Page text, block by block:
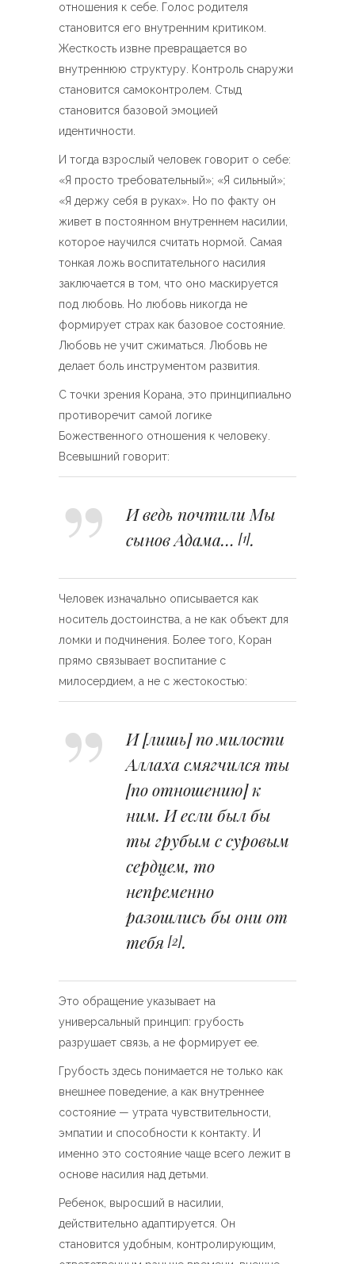
отношения к себе. Голос родителя
становится его внутренним критиком.
Жесткость извне превращается во
внутреннюю структуру. Контроль снаружи
становится самоконтролем. Стыд
становится базовой эмоцией
идентичности.
И тогда взрослый человек говорит о себе:
«Я просто требовательный»; «Я сильный»;
«Я держу себя в руках». Но по факту он
живет в постоянном внутреннем насилии,
которое научился считать нормой. Самая
тонкая ложь воспитательного насилия
заключается в том, что оно маскируется
под любовь. Но любовь никогда не
формирует страх как базовое состояние.
Любовь не учит сжиматься. Любовь не
делает боль инструментом развития.
С точки зрения Корана, это принципиально
противоречит самой логике
Божественного отношения к человеку.
Всевышний говорит:
И ведь почтили Мы
сынов Адама…[1].
Человек изначально описывается как
носитель достоинства, а не как объект для
ломки и подчинения. Более того, Коран
прямо связывает воспитание с
милосердием, а не с жестокостью:
И [лишь] по милости
Аллаха смягчился ты
[по отношению] к
ним. И если был бы
ты грубым с суровым
сердцем, то
непременно
разошлись бы они от
тебя[2].
Это обращение указывает на
универсальный принцип: грубость
разрушает связь, а не формирует ее.
Грубость здесь понимается не только как
внешнее поведение, а как внутреннее
состояние — утрата чувствительности,
эмпатии и способности к контакту. И
именно это состояние чаще всего лежит в
основе насилия над детьми.
Ребенок, выросший в насилии,
действительно адаптируется. Он
становится удобным, контролирующим,